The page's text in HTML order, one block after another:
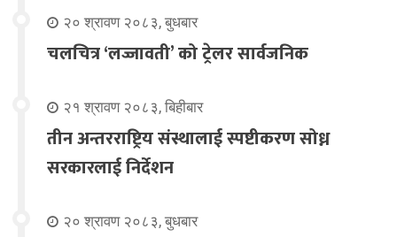
२० श्रावण २०८३, बुधबार
चलचित्र ‘लज्जावती’ को ट्रेलर सार्वजनिक
२१ श्रावण २०८३, बिहीबार
तीन अन्तरराष्ट्रिय संस्थालाई स्पष्टीकरण सोध्न
सरकारलाई निर्देशन
२० श्रावण २०८३, बुधबार